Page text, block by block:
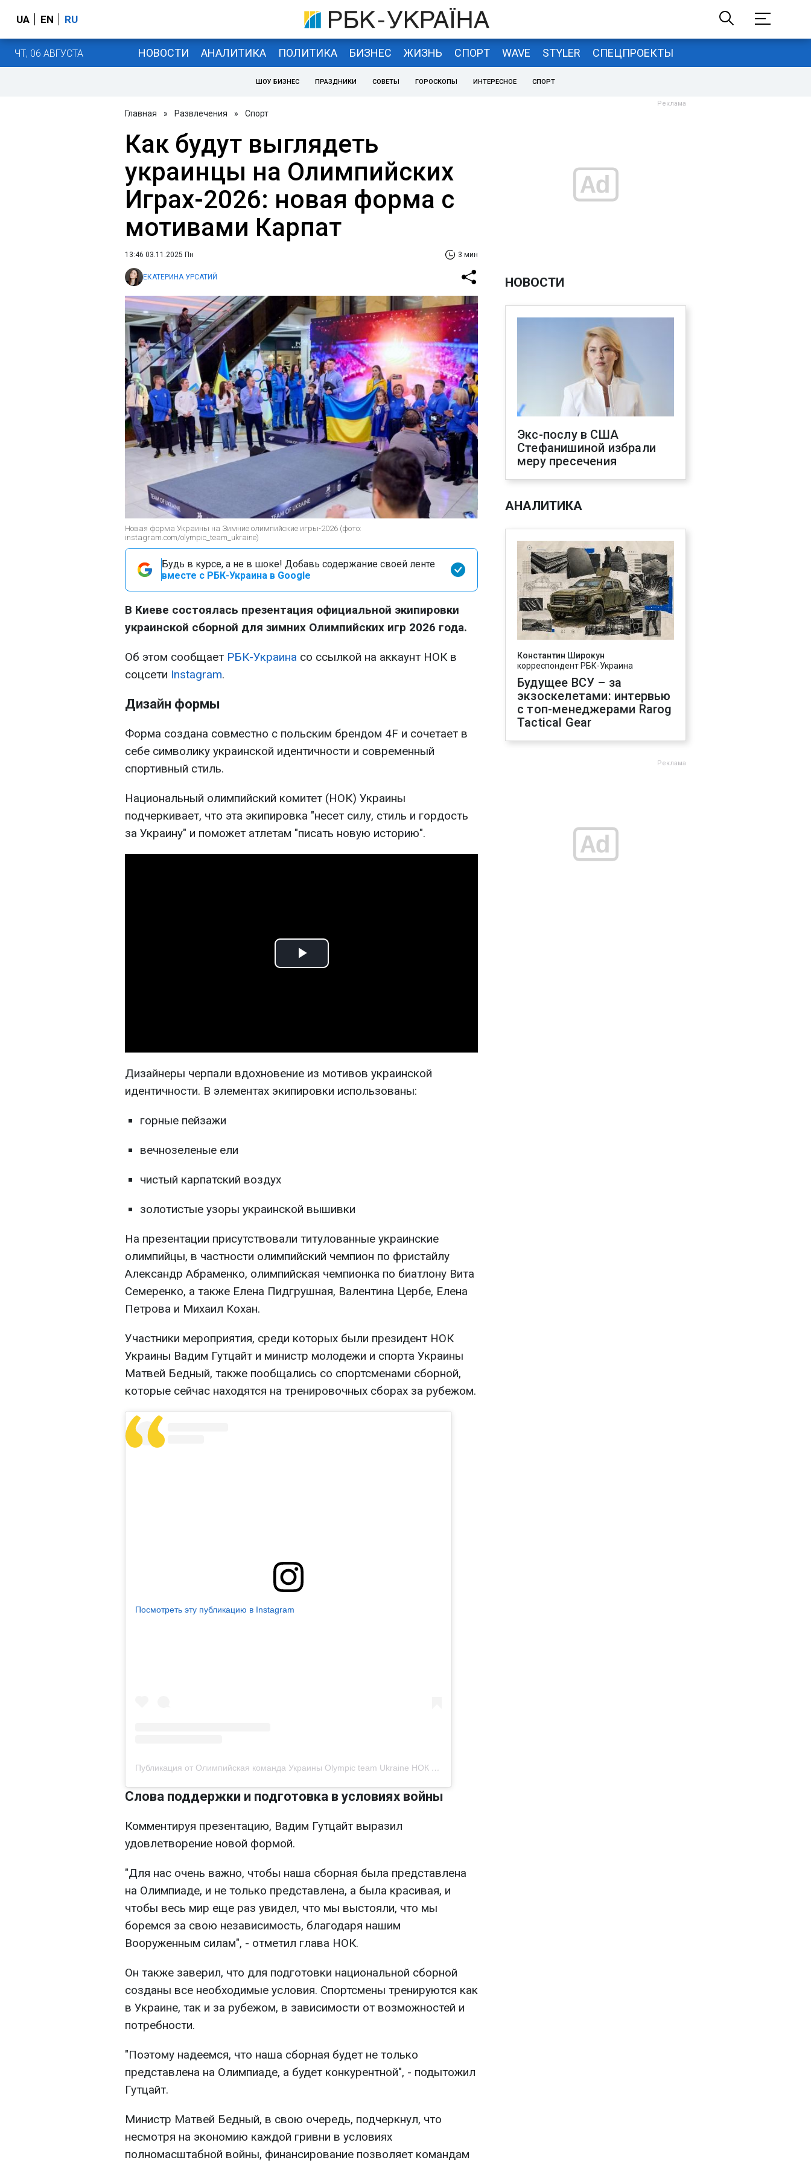
UA EN RU
ЧТ, 06 АВГУСТА НОВОСТИ АНАЛИТИКА ПОЛИТИКА БИЗНЕС ЖИЗНЬ СПОРТ WAVE STYLER СПЕЦПРОЕКТЫ
ШОУ БИЗНЕС ПРАЗДНИКИ СОВЕТЫ ГОРОСКОПЫ ИНТЕРЕСНОЕ СПОРТ
Главная » Развлечения » Спорт
Как будут выглядеть
украинцы на Олимпийских
Играх-2026: новая форма с
мотивами Карпат
13:46 03.11.2025 Пн 3 мин
ЕКАТЕРИНА УРСАТИЙ
Новая форма Украины на Зимние олимпийские игры-2026 (фото:
instagram.com/olympic_team_ukraine)
Будь в курсе, а не в шоке! Добавь содержание своей ленте
вместе с РБК-Украина в Google
В Киеве состоялась презентация официальной экипировки
украинской сборной для зимних Олимпийских игр 2026 года.
Об этом сообщает РБК-Украина со ссылкой на аккаунт НОК в
соцсети Instagram.
Дизайн формы
Форма создана совместно с польским брендом 4F и сочетает в
себе символику украинской идентичности и современный
спортивный стиль.
Национальный олимпийский комитет (НОК) Украины
подчеркивает, что эта экипировка "несет силу, стиль и гордость
за Украину" и поможет атлетам "писать новую историю".
Play
Дизайнеры черпали вдохновение из мотивов украинской
идентичности. В элементах экипировки использованы:
горные пейзажи
вечнозеленые ели
чистый карпатский воздух
золотистые узоры украинской вышивки
На презентации присутствовали титулованные украинские
олимпийцы, в частности олимпийский чемпион по фристайлу
Александр Абраменко, олимпийская чемпионка по биатлону Вита
Семеренко, а также Елена Пидгрушная, Валентина Цербе, Елена
Петрова и Михаил Кохан.
Участники мероприятия, среди которых были президент НОК
Украины Вадим Гутцайт и министр молодежи и спорта Украины
Матвей Бедный, также пообщались со спортсменами сборной,
которые сейчас находятся на тренировочных сборах за рубежом.
Посмотреть эту публикацию в Instagram
Публикация от Олимпийская команда Украины Olympic team Ukraine НОК Украины (@olympic_team_ukraine)
Слова поддержки и подготовка в условиях войны
Комментируя презентацию, Вадим Гутцайт выразил
удовлетворение новой формой.
"Для нас очень важно, чтобы наша сборная была представлена
на Олимпиаде, и не только представлена, а была красивая, и
чтобы весь мир еще раз увидел, что мы выстояли, что мы
боремся за свою независимость, благодаря нашим
Вооруженным силам", - отметил глава НОК.
Он также заверил, что для подготовки национальной сборной
созданы все необходимые условия. Спортсмены тренируются как
в Украине, так и за рубежом, в зависимости от возможностей и
потребности.
"Поэтому надеемся, что наша сборная будет не только
представлена на Олимпиаде, а будет конкурентной", - подытожил
Гутцайт.
Министр Матвей Бедный, в свою очередь, подчеркнул, что
несмотря на экономию каждой гривни в условиях
полномасштабной войны, финансирование позволяет командам
НОВОСТИ
Экс-послу в США
Стефанишиной избрали
меру пресечения
АНАЛИТИКА
Константин Широкун
корреспондент РБК-Украина
Будущее ВСУ – за
экзоскелетами: интервью
с топ-менеджерами Rarog
Tactical Gear